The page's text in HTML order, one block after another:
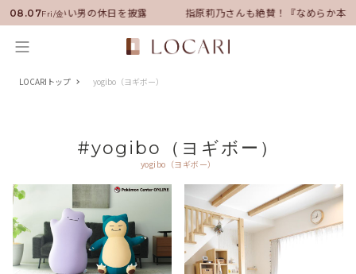
08.07Fri/金
ーに就任！いい男の休日を披露 指原莉乃さんも絶賛！『なめらか本
LOCARIトップ yogibo（ヨギボー）
#yogibo（ヨギボー）
yogibo（ヨギボー）